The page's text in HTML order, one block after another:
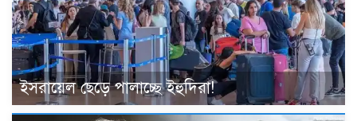
ইসরায়েল ছেড়ে পালাচ্ছে ইহুদিরা!